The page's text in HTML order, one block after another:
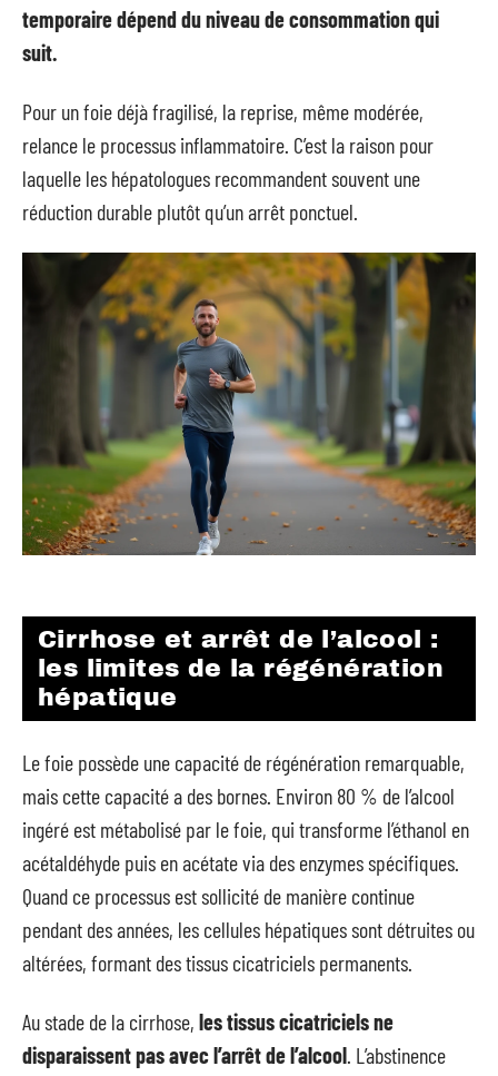
temporaire dépend du niveau de consommation qui
suit.
Pour un foie déjà fragilisé, la reprise, même modérée,
relance le processus inflammatoire. C’est la raison pour
laquelle les hépatologues recommandent souvent une
réduction durable plutôt qu’un arrêt ponctuel.
Cirrhose et arrêt de l’alcool :
les limites de la régénération
hépatique
Le foie possède une capacité de régénération remarquable,
mais cette capacité a des bornes. Environ 80 % de l’alcool
ingéré est métabolisé par le foie, qui transforme l’éthanol en
acétaldéhyde puis en acétate via des enzymes spécifiques.
Quand ce processus est sollicité de manière continue
pendant des années, les cellules hépatiques sont détruites ou
altérées, formant des tissus cicatriciels permanents.
Au stade de la cirrhose, les tissus cicatriciels ne
disparaissent pas avec l’arrêt de l’alcool . L’abstinence